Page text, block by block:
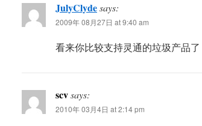
JulyClydesays:
2009年 08月27日 at 9:40 am
看来你比较支持灵通的垃圾产品了
scvsays:
2010年 03月4日 at 2:14 pm